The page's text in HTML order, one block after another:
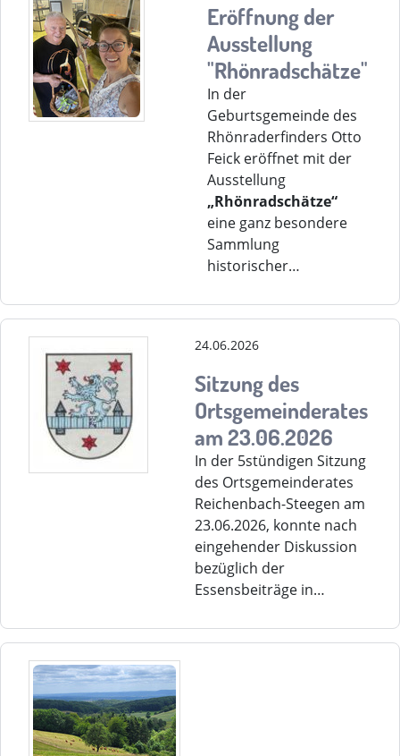
Eröffnung der
Ausstellung
"Rhönradschätze"
In der
Geburtsgemeinde des
Rhönraderfinders Otto
Feick eröffnet mit der
Ausstellung
„Rhönradschätze“
eine ganz besondere
Sammlung
historischer…
24.06.2026
Sitzung des
Ortsgemeinderates
am 23.06.2026
In der 5stündigen Sitzung
des Ortsgemeinderates
Reichenbach-Steegen am
23.06.2026, konnte nach
eingehender Diskussion
bezüglich der
Essensbeiträge in…